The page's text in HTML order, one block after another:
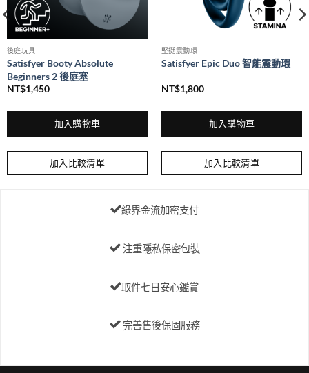
選
擇
項
後庭玩具
Satisfyer Booty Absolute
Beginners 2 後庭塞
NT$1,450
加入購物車
加入比較清單
堅挺震動環
Satisfyer Epic Duo 智能震動環
NT$1,800
加入購物車
加入比較清單
綠界金流加密支付
注重隱私保密包裝
取件七日安心鑑賞
完善售後保固服務